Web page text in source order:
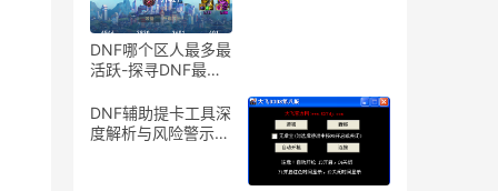
DNF哪个区人最多最
活跃-探寻DNF最热
游戏天堂
DNF辅助提卡工具深
度解析与风险警示-